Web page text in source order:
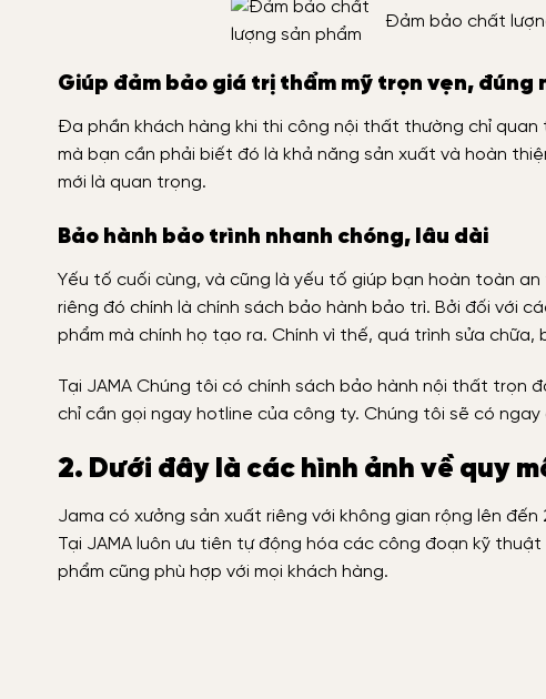
Đảm bảo chất
Giúp đảm bảo giá trị thẩm mỹ trọn vẹn, đúng
Đa phần khách hàng khi thi công nội thất thường chỉ
mà bạn cần phải biết đó là khả năng sản xuất và hoàn
mới là quan trọng.
Bảo hành bảo trình nhanh chóng, lâu dài
Yếu tố cuối cùng, và cũng là yếu tố giúp bạn hoàn toàn
riêng đó chính là chính sách bảo hành bảo trì. Bởi đối với
phẩm mà chính họ tạo ra. Chính vì thế, quá trình sửa
Tại JAMA Chúng tôi có chính sách bảo hành nội thất trọn
chỉ cần gọi ngay hotline của công ty. Chúng tôi sẽ có
2. Dưới đây là các hình ảnh về quy
Jama có xưởng sản xuất riêng với không gian rộng lên
Tại JAMA luôn ưu tiên tự động hóa các công đoạn kỹ
phẩm cũng phù hợp với mọi khách hàng.